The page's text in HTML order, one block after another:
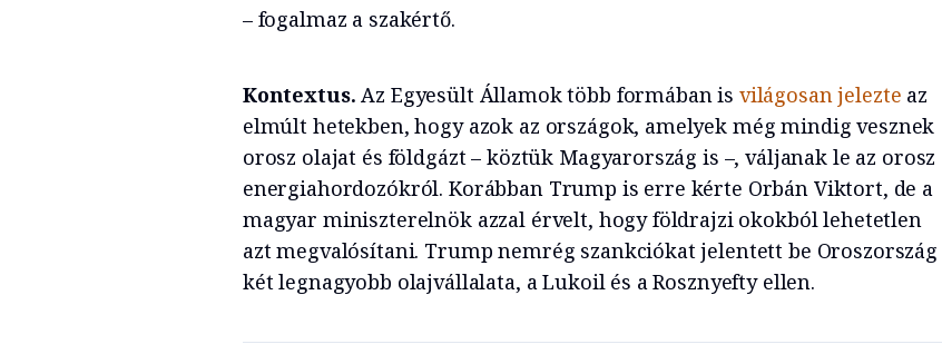
– fogalmaz a szakértő.
Kontextus. Az Egyesült Államok több formában is világosan jelezte az
elmúlt hetekben, hogy azok az országok, amelyek még mindig vesznek
orosz olajat és földgázt – köztük Magyarország is –, váljanak le az orosz
energiahordozókról. Korábban Trump is erre kérte Orbán Viktort, de a
magyar miniszterelnök azzal érvelt, hogy földrajzi okokból lehetetlen
azt megvalósítani. Trump nemrég szankciókat jelentett be Oroszország
két legnagyobb olajvállalata, a Lukoil és a Rosznyefty ellen.